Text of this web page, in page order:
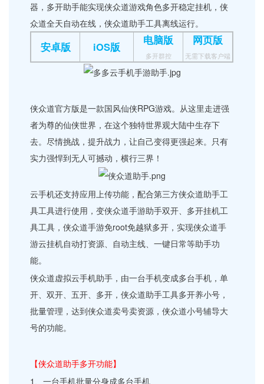
器，多开助手能实现侠众道游戏角色多开稳定挂机，侠
众道全天自动在线，侠众道助手工具离线运行。
安卓版 iOS版 电脑版
多开群控
网页版
无需下载客户端
侠众道官方版是一款国风仙侠RPG游戏。从这里走进强
者为尊的仙侠世界，在这个独特世界观大陆中生存下
去。尽情挑战，提升战力，让自己变得更强起来。只有
实力强悍到无人可撼动，横行三界！
云手机还支持应用上传功能，配合第三方侠众道助手工
具工具进行使用，变侠众道手游助手双开、多开挂机工
具工具，侠众道手游免root免越狱多开，实现侠众道手
游云挂机自动打资源、自动主线、一键日常等助手功
能。
侠众道虚拟云手机助手，由一台手机变成多台手机，单
开、双开、五开、多开，侠众道助手工具多开养小号，
批量管理，达到侠众道卖号卖资源，侠众道小号辅导大
号的功能。
【侠众道助手多开功能】
1、一台手机批量分身成多台手机